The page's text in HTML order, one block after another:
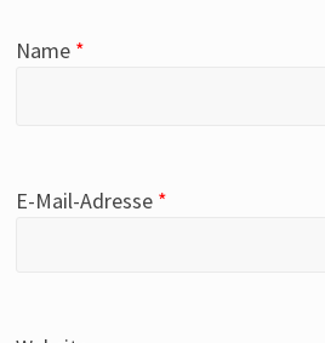
Name *
E-Mail-Adresse *